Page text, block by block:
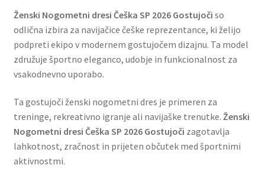
Ženski Nogometni dresi Češka SP 2026 Gostujoči so
odlična izbira za navijačice češke reprezentance, ki želijo
podpreti ekipo v modernem gostujočem dizajnu. Ta model
združuje športno eleganco, udobje in funkcionalnost za
vsakodnevno uporabo.
Ta gostujoči ženski nogometni dres je primeren za
treninge, rekreativno igranje ali navijaške trenutke. Ženski
Nogometni dresi Češka SP 2026 Gostujoči zagotavlja
lahkotnost, zračnost in prijeten občutek med športnimi
aktivnostmi.